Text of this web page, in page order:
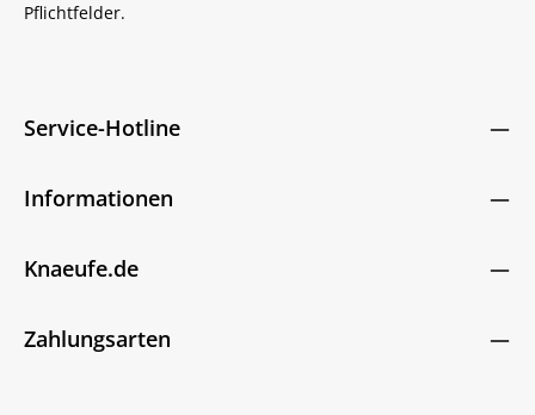
Pflichtfelder.
Service-Hotline
Informationen
Knaeufe.de
Zahlungsarten